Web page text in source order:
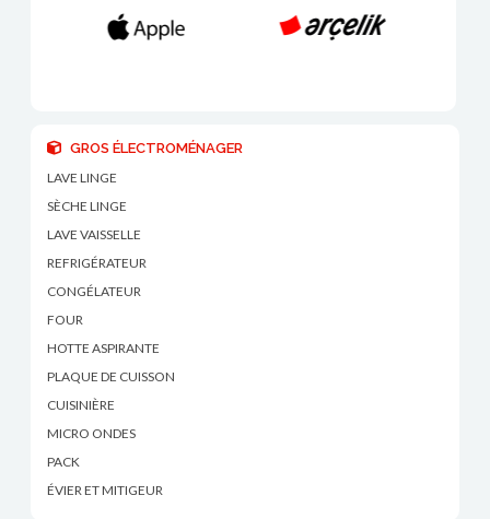
GROS ÉLECTROMÉNAGER
LAVE LINGE
SÈCHE LINGE
LAVE VAISSELLE
REFRIGÉRATEUR
CONGÉLATEUR
FOUR
HOTTE ASPIRANTE
PLAQUE DE CUISSON
CUISINIÈRE
MICRO ONDES
PACK
ÉVIER ET MITIGEUR